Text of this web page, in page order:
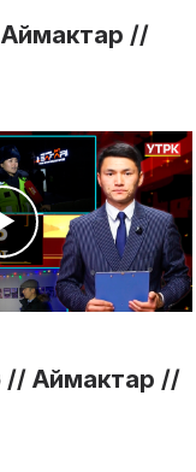
Аймактар //
// Аймактар //